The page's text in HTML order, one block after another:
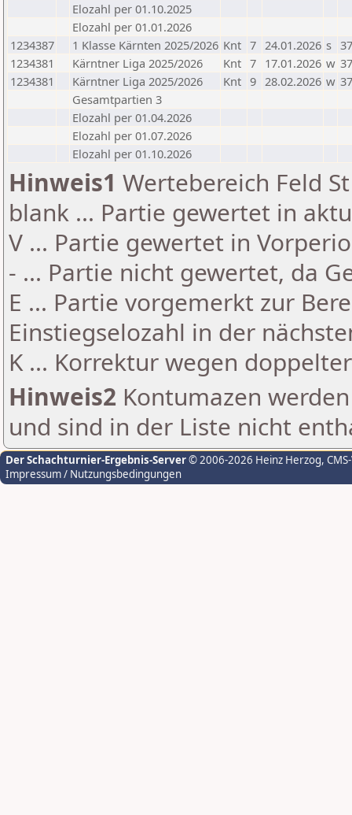
Elozahl per 01.10.2025
Elozahl per 01.01.2026
1234387
1 Klasse Kärnten 2025/2026 Knt 7 24.01.2026 s
1234381
Kärntner Liga 2025/2026 Knt 7 17.01.2026 w
1234381
Kärntner Liga 2025/2026 Knt 9 28.02.2026 w
Gesamtpartien 3
Elozahl per 01.04.2026
Elozahl per 01.07.2026
Elozahl per 01.10.2026
Hinweis1 Wertebereich Feld
blank ... Partie gewertet in
V ... Partie gewertet in
- ... Partie nicht gewertet, da
E ... Partie vorgemerkt zur
Einstiegselozahl in der
K ... Korrektur wegen
Hinweis2 Kontumazen
und sind in der Liste nicht
Der Schachturnier-Ergebnis-Server© 2006-2026 Heinz Herzog,
Impressum / Nutzungsbedingungen